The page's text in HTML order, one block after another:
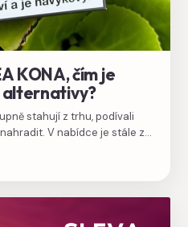
KONA, čím je
alternativy?
stahují z trhu, podívali
V nabídce je stále z